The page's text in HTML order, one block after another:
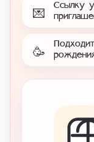
💌
Ссылку
🥳